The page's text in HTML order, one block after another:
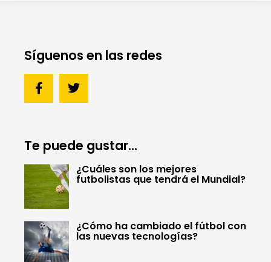
Síguenos en las redes
Te puede gustar...
¿Cuáles son los mejores
futbolistas que tendrá el Mundial?
¿Cómo ha cambiado el fútbol con
las nuevas tecnologías?